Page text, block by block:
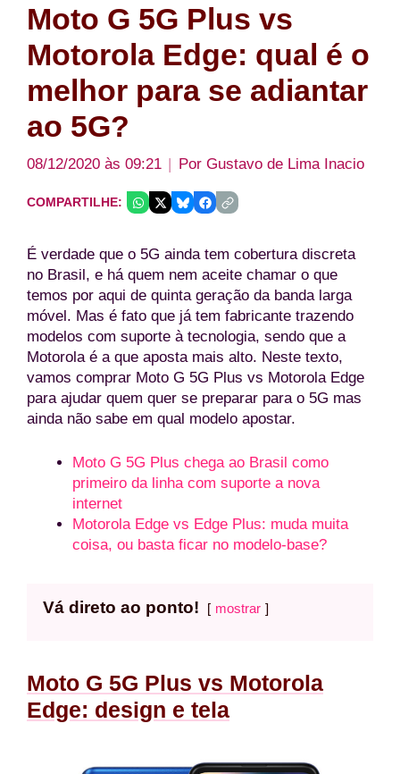
Moto G 5G Plus vs
Motorola Edge: qual é o
melhor para se adiantar
ao 5G?
08/12/2020 às 09:21 Por Gustavo de Lima Inacio
COMPARTILHE:
É verdade que o 5G ainda tem cobertura discreta
no Brasil, e há quem nem aceite chamar o que
temos por aqui de quinta geração da banda larga
móvel. Mas é fato que já tem fabricante trazendo
modelos com suporte à tecnologia, sendo que a
Motorola é a que aposta mais alto. Neste texto,
vamos comprar Moto G 5G Plus vs Motorola Edge
para ajudar quem quer se preparar para o 5G mas
ainda não sabe em qual modelo apostar.
Moto G 5G Plus chega ao Brasil como
primeiro da linha com suporte a nova
internet
Motorola Edge vs Edge Plus: muda muita
coisa, ou basta ficar no modelo-base?
Vá direto ao ponto! mostrar
Moto G 5G Plus vs Motorola
Edge: design e tela